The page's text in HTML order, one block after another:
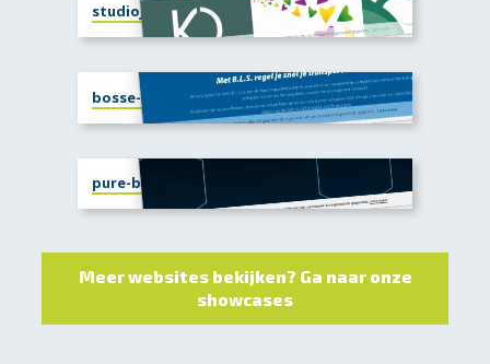
studiojuno.nl
bosse-services.nl
pure-breeze.com
Meer websites bekijken? Ga naar onze
showcases